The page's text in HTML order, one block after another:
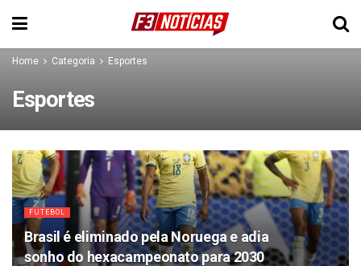
Home Categoria Esportes
Esportes
FUTEBOL
Brasil é eliminado pela Noruega e adia
sonho do hexacampeonato para 2030